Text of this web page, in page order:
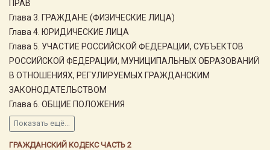
ПРАВ
Глава 3. ГРАЖДАНЕ (ФИЗИЧЕСКИЕ ЛИЦА)
Глава 4. ЮРИДИЧЕСКИЕ ЛИЦА
Глава 5. УЧАСТИЕ РОССИЙСКОЙ ФЕДЕРАЦИИ, СУБЪЕКТОВ
РОССИЙСКОЙ ФЕДЕРАЦИИ, МУНИЦИПАЛЬНЫХ ОБРАЗОВАНИЙ
В ОТНОШЕНИЯХ, РЕГУЛИРУЕМЫХ ГРАЖДАНСКИМ
ЗАКОНОДАТЕЛЬСТВОМ
Глава 6. ОБЩИЕ ПОЛОЖЕНИЯ
Показать ещё...
ГРАЖДАНСКИЙ КОДЕКС ЧАСТЬ 2